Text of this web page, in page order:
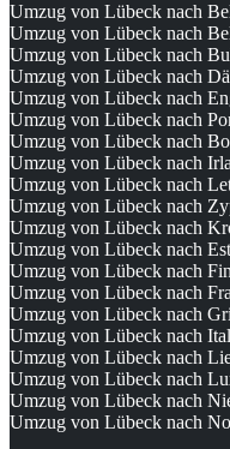
Umzug von Lübeck nach
Umzug von Lübeck nach
Umzug von Lübeck nach
Umzug von Lübeck nach
Umzug von Lübeck nach
Umzug von Lübeck nach
Umzug von Lübeck nach
Umzug von Lübeck nach
Umzug von Lübeck nach
Umzug von Lübeck nach
Umzug von Lübeck nach
Umzug von Lübeck nach
Umzug von Lübeck nach
Umzug von Lübeck nach
Umzug von Lübeck nach
Umzug von Lübeck nach
Umzug von Lübeck nach
Umzug von Lübeck nach
Umzug von Lübeck nach
Umzug von Lübeck nach